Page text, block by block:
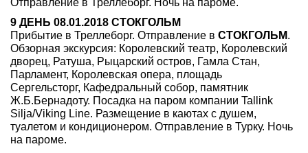
Отправление в Треллеборг. Ночь на пароме.
9 ДЕНЬ 08.01.2018 СТОКГОЛЬМ
Прибытие в Треллеборг. Отправление в СТОКГОЛЬМ.
Обзорная экскурсия: Королевский театр, Королевский
дворец, Ратуша, Рыцарский остров, Гамла Стан,
Парламент, Королевская опера, площадь
Сергельсторг, Кафедральный собор, памятник
Ж.Б.Бернадоту. Посадка на паром компании Tallink
Silja/Viking Line. Размещение в каютах с душем,
туалетом и кондиционером. Отправление в Турку. Ночь
на пароме.